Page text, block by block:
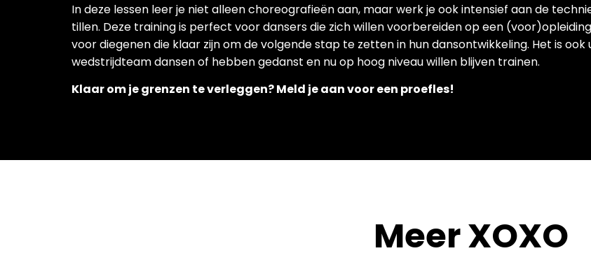
In deze lessen leer je niet alleen choreografieën aan, maar werk je ook intensief aan de
tillen. Deze training is perfect voor dansers die zich willen voorbereiden op een
voor diegenen die klaar zijn om de volgende stap te zetten in hun dansontwikkeling. Het is
wedstrijdteam dansen of hebben gedanst en nu op hoog niveau willen blijven trainen.
Klaar om je grenzen te verleggen?Meld je aan voor een proefles!
Meer XOXO